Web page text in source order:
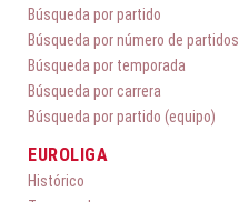
Búsqueda por partido
Búsqueda por número de partidos
Búsqueda por temporada
Búsqueda por carrera
Búsqueda por partido (equipo)
EUROLIGA
Histórico